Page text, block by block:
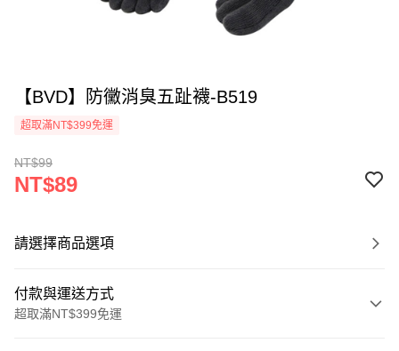
【BVD】防黴消臭五趾襪-B519
超取滿NT$399免運
NT$99
NT$89
請選擇商品選項
付款與運送方式
超取滿NT$399免運